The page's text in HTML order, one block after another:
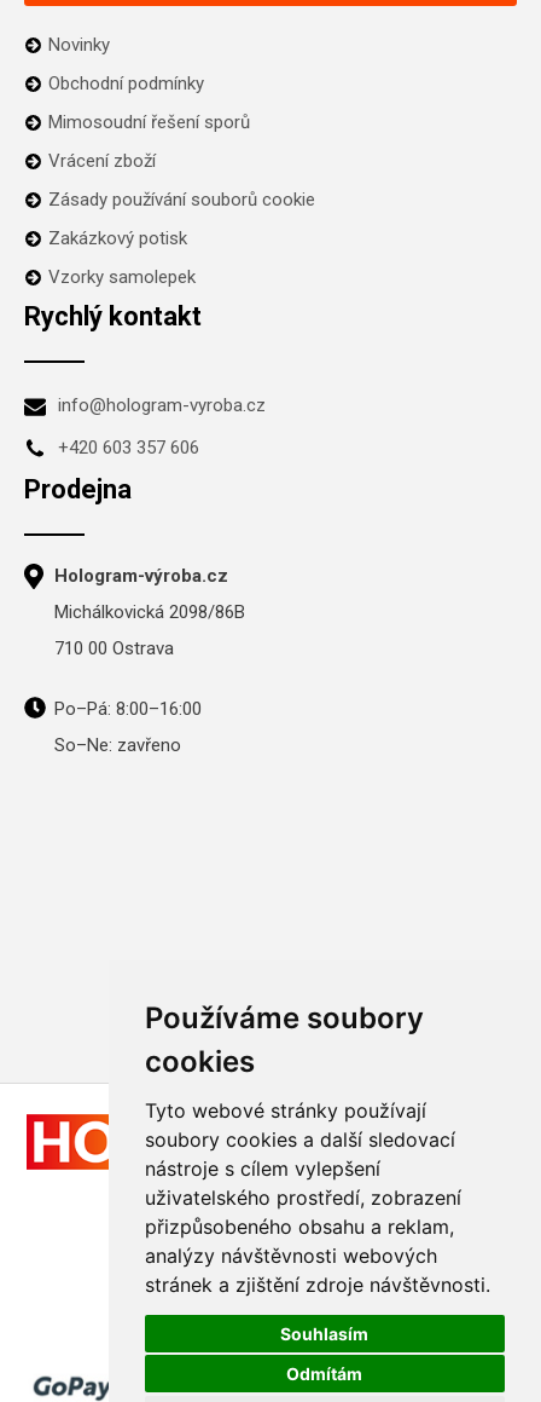
Používáme soubory
cookies
Tyto webové stránky používají
soubory cookies a další sledovací
nástroje s cílem vylepšení
uživatelského prostředí, zobrazení
přizpůsobeného obsahu a reklam,
analýzy návštěvnosti webových
stránek a zjištění zdroje návštěvnosti.
Souhlasím
Odmítám
Novinky
Obchodní podmínky
Mimosoudní řešení sporů
Vrácení zboží
Zásady používání souborů cookie
Zakázkový potisk
Vzorky samolepek
Rychlý kontakt
info@hologram-vyroba.cz
+420 603 357 606
Prodejna
Hologram-výroba.cz
Michálkovická 2098/86B
710 00 Ostrava
Po–Pá: 8:00–16:00
So–Ne: zavřeno
Všechna práva vyhrazena
© 2011 - 2026Hologram-vyroba.cz
RealizaceGraphicSite.cz